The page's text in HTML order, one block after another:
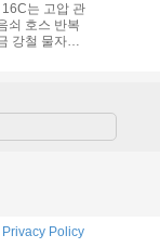
16C는 고압 관
쇠 호스 반복
강철 물자를
Privacy Policy